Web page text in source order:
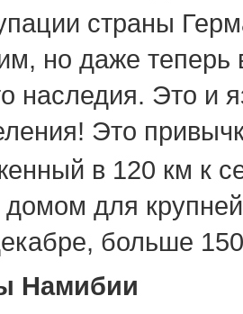
страны
но даже теперь
наследия. Это и
Это
в 120 км к
домом для
больше
Намибии